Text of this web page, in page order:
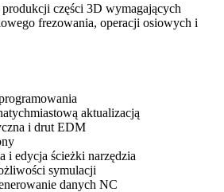
części 3D wymagających
frezowania, operacji osiowych i
aktualizacją
i drut EDM
i edycja ścieżki narzędzia
symulacji
danych NC